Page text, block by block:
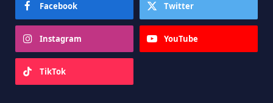
Facebook Twitter
Instagram YouTube
TikTok